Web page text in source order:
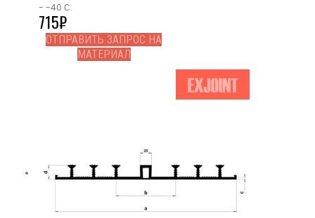
- -40 С.
715₽
ОТПРАВИТЬ ЗАПРОС НА
МАТЕРИАЛ